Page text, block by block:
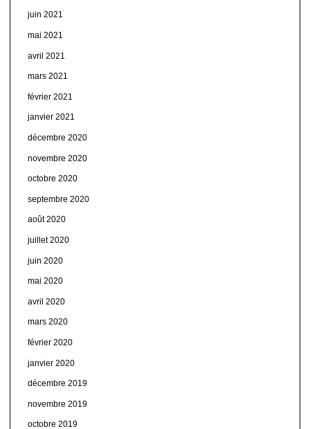
juin 2021
mai 2021
avril 2021
mars 2021
février 2021
janvier 2021
décembre 2020
novembre 2020
octobre 2020
septembre 2020
août 2020
juillet 2020
juin 2020
mai 2020
avril 2020
mars 2020
février 2020
janvier 2020
décembre 2019
novembre 2019
octobre 2019